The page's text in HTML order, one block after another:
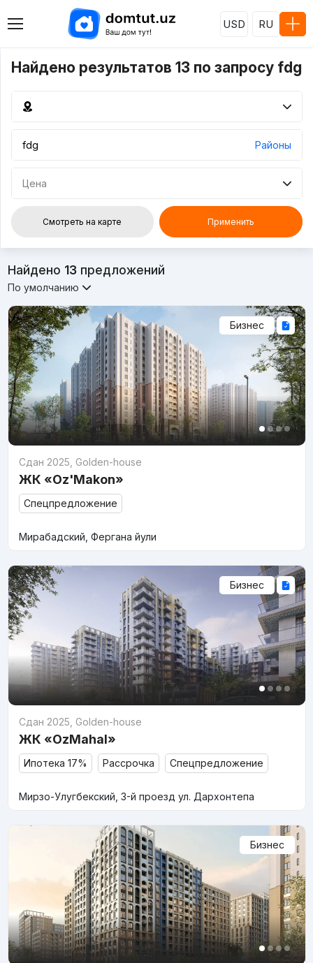
USD RU
Найдено результатов 13 по запросу fdg
Районы
Цена
Смотреть на карте Применить
Найдено 13предложений
По умолчанию
Бизнес
Сдан 2025 Golden-house
ЖК «Oz'Makon»
Спецпредложение
Мирабадский, Фергана йули
Бизнес
Сдан 2025 Golden-house
ЖК «OzMahal»
Ипотека 17% Рассрочка Спецпредложение
Мирзо-Улугбекский, 3-й проезд ул. Дархонтепа
Бизнес